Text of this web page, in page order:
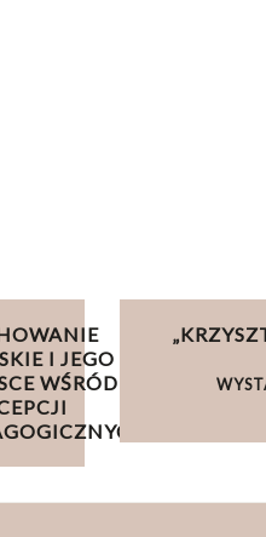
I JEGO
WŚRÓD
CZYM